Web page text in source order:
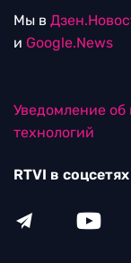
Мы в
и Google.News
Уведомление об
технологий
RTVI в соцсетях